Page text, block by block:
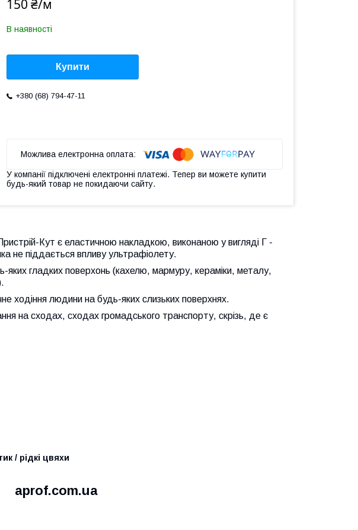
150 ₴/м
В наявності
Купити
+380 (68) 794-47-11
У компанії підключені електронні платежі. Тепер ви можете купити
будь-який товар не покидаючи сайту.
Кут є еластичною накладкою, виконаною у вигляді Г -
не піддається впливу ультрафіолету.
яких гладких поверхонь (кахелю, мармуру, кераміки, металу,
ходіння людини на будь-яких слизьких поверхнях.
на сходах, сходах громадського транспорту, скрізь, де є
/ рідкі цвяхи
aprof.com.ua